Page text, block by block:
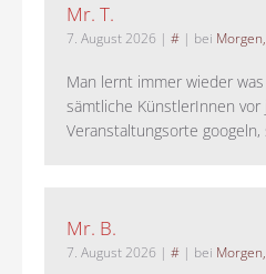
Mr. T.
7. August 2026 | # | bei
Man lernt immer wieder
sämtliche KünstlerInnen
Veranstaltungsorte
Mr. B.
7. August 2026 | # | bei